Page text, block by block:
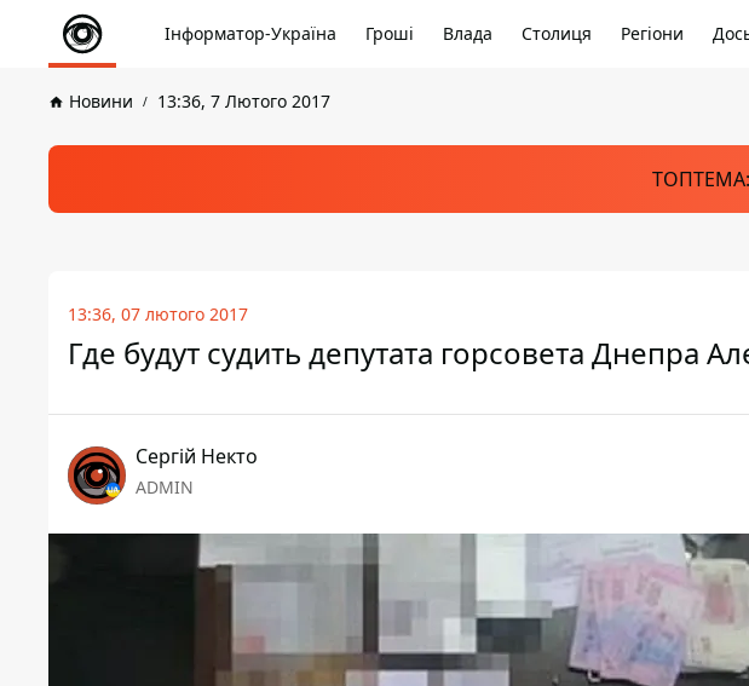
Інформатор-Україна Гроші Влада Столиця Регіони
Новини 13:36, 7 Лютого 2017
ТОПТЕМА:
13:36, 07 лютого 2017
Где будут судить депутата горсовета Днепра
Сергій Некто
ADMIN